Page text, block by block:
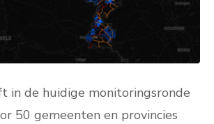
in de huidige monitoringsronde
50 gemeenten en provincies